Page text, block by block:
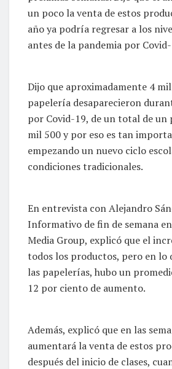
un poco la venta de estos
año ya podría regresar a los
antes de la pandemia por
Dijo que aproximadamente 4
papelería desaparecieron
por Covid-19, de un total de un
mil 500 y por eso es tan
empezando un nuevo ciclo
condiciones tradicionales.
En entrevista con Alejandro
Informativo de fin de semana
Media Group, explicó que el
todos los productos, pero en lo
las papelerías, hubo un
12 por ciento de aumento.
Además, explicó que en las
aumentará la venta de estos
después del inicio de clases,